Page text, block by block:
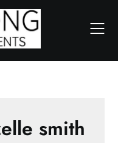
smith